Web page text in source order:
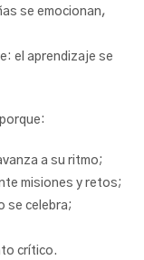
se emocionan,
el aprendizaje se
a su ritmo;
misiones y retos;
se celebra;
crítico.